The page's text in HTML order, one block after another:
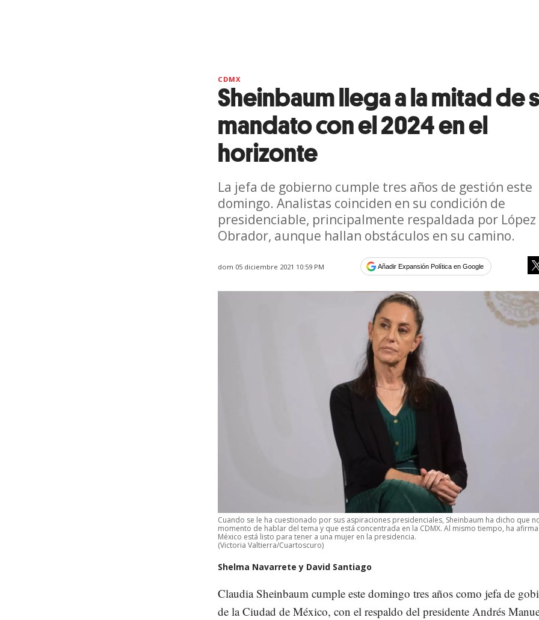
CDMX
Sheinbaum llega a la mitad de
mandato con el 2024 en el
horizonte
La jefa de gobierno cumple tres años de gestión este
domingo. Analistas coinciden en su condición de
presidenciable, principalmente respaldada por López
Obrador, aunque hallan obstáculos en su camino.
dom 05 diciembre 2021 10:59 PM Añadir Expansión Política en Google
Cuando se le ha cuestionado por sus aspiraciones presidenciales, Sheinbaum ha dicho que
momento de hablar del tema y que está concentrada en la CDMX. Al mismo tiempo, ha
México está listo para tener a una mujer en la presidencia.
(Victoria Valtierra/Cuartoscuro)
Shelma Navarrete y David Santiago
Claudia Sheinbaum cumple este domingo tres años como jefa de
de la Ciudad de México, con el respaldo del presidente Andrés